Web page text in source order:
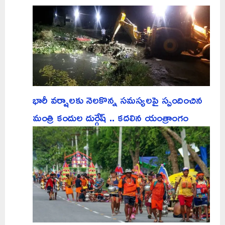
భారీ వర్షాలకు నెలకొన్న సమస్యలపై స్పందించిన
మంత్రి కందుల దుర్గేష్ .. కదలిన యంత్రాంగం